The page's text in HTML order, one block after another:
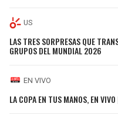
US
LAS TRES SORPRESAS QUE
GRUPOS DEL MUNDIAL 2026
EN VIVO
LA COPA EN TUS MANOS, EN